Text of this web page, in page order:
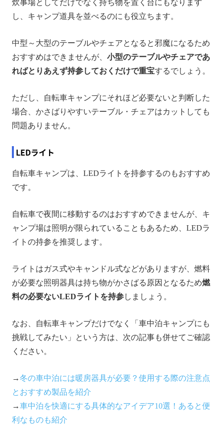
炊事場としてだけでなく持ち物を置く台にもなります
し、キャンプ道具を並べるのにも役立ちます。
中型～大型のテーブルやチェアとなると邪魔になるため
おすすめはできませんが、 小型のテーブルやチェアであ
ればとりあえず持参しておくだけで重宝するでしょう。
ただし、自転車キャンプにそれほど必要ないと判断した
場合、かさばりやすいテーブル・チェアはカットしても
問題ありません。
LEDライト
自転車キャンプは、LEDライトを持参するのもおすすめ
です。
自転車で夜間に移動するのはおすすめできませんが、キ
ャンプ場は照明が限られていることもあるため、LEDラ
イトの持参を推奨します。
ライトはガス式やキャンドル式などがありますが、燃料
が必要な照明器具は持ち物がかさばる原因となるため燃
料の必要ないLEDライトを持参しましょう。
なお、自転車キャンプだけでなく「車中泊キャンプにも
挑戦してみたい」という方は、次の記事も併せてご確認
ください。
→冬の車中泊には暖房器具が必要？使用する際の注意点
とおすすめ製品を紹介
→車中泊を快適にする具体的なアイデア10選！あると便
利なものも紹介